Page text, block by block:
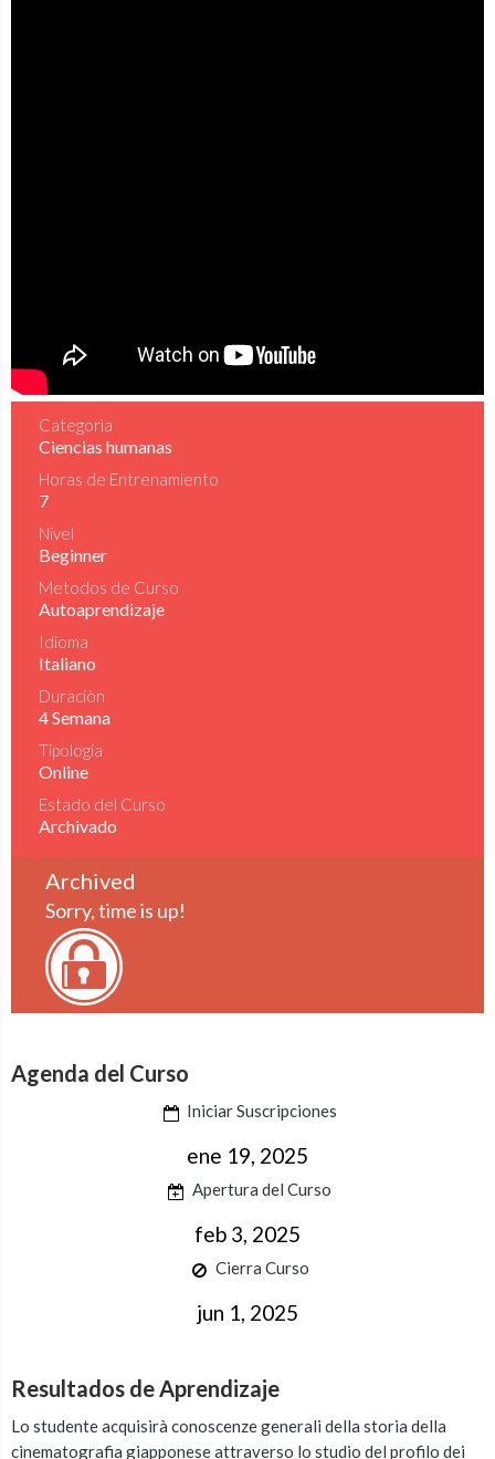
Categorìa
Ciencias humanas
Horas de Entrenamiento
7
Nivel
Beginner
Metodos de Curso
Autoaprendizaje
Idioma
Italiano
Duraciòn
4 Semana
Tipología
Online
Estado del Curso
Archivado
Archived
Sorry, time is up!
Agenda del Curso
Iniciar Suscripciones
ene 19, 2025
Apertura del Curso
feb 3, 2025
Cierra Curso
jun 1, 2025
Resultados de Aprendizaje
Lo studente acquisirà conoscenze generali della storia della
cinematografia giapponese attraverso lo studio del profilo dei